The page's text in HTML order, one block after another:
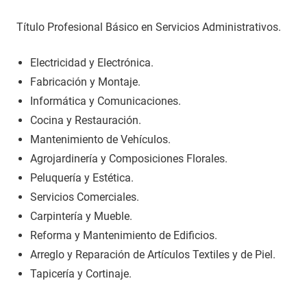
Título Profesional Básico en Servicios Administrativos.
Electricidad y Electrónica.
Fabricación y Montaje.
Informática y Comunicaciones.
Cocina y Restauración.
Mantenimiento de Vehículos.
Agrojardinería y Composiciones Florales.
Peluquería y Estética.
Servicios Comerciales.
Carpintería y Mueble.
Reforma y Mantenimiento de Edificios.
Arreglo y Reparación de Artículos Textiles y de Piel.
Tapicería y Cortinaje.